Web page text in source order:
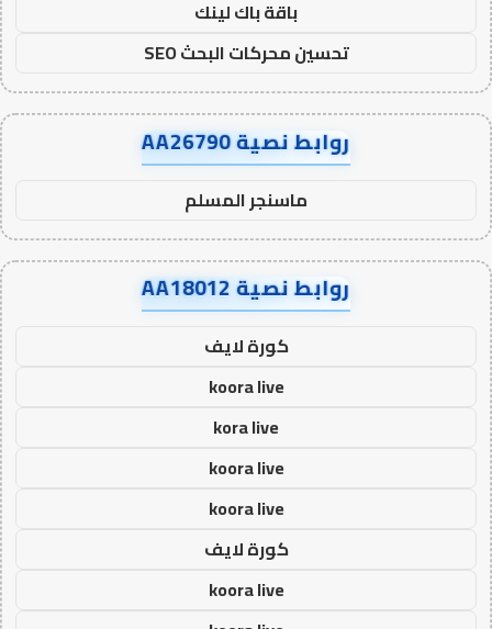
باقة باك لينك
تحسين محركات البحث SEO
روابط نصية AA26790
ماسنجر المسلم
روابط نصية AA18012
كورة لايف
koora live
kora live
koora live
koora live
كورة لايف
koora live